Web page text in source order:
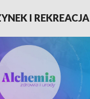
I REKREACJA